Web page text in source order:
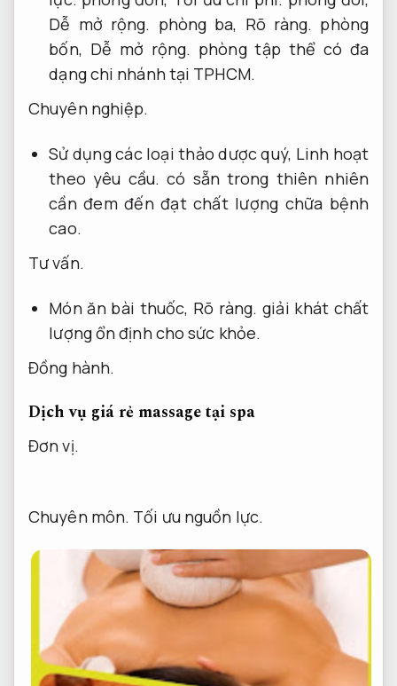
Dễ mở rộng. phòng ba, Rõ ràng. phòng
bốn, Dễ mở rộng. phòng tập thể có đa
dạng chi nhánh tại TPHCM.
Chuyên nghiệp.
Sử dụng các loại thảo dược quý, Linh hoạt
theo yêu cầu. có sẵn trong thiên nhiên
cần đem đến đạt chất lượng chữa bệnh
cao.
Tư vấn.
Món ăn bài thuốc, Rõ ràng. giải khát chất
lượng ổn định cho sức khỏe.
Đồng hành.
Dịch vụ giá rẻ massage tại spa
Đơn vị.
Chuyên môn. Tối ưu nguồn lực.